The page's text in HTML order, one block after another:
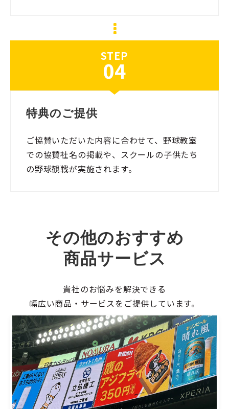
STEP
04
特典のご提供
ご協賛いただいた内容に合わせて、野球教室
での協賛社名の掲載や、スクールの子供たち
の野球観戦が実施されます。
その他のおすすめ
商品サービス
貴社のお悩みを解決できる
幅広い商品・サービスをご提供しています。